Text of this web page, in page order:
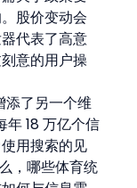
股价变动会
代表了高意
意的用户操
添了另一个维
18 万亿个信
用搜索的见
，哪些体育统